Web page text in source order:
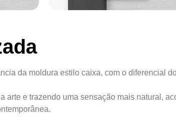
da moldura estilo caixa, com o diferencial
e trazendo uma sensação mais natural,